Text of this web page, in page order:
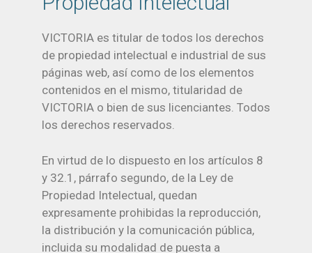
VICTORIA es titular de todos los derechos
de propiedad intelectual e industrial de sus
páginas web, así como de los elementos
contenidos en el mismo, titularidad de
VICTORIA o bien de sus licenciantes. Todos
los derechos reservados.
En virtud de lo dispuesto en los artículos 8
y 32.1, párrafo segundo, de la Ley de
Propiedad Intelectual, quedan
expresamente prohibidas la reproducción,
la distribución y la comunicación pública,
incluida su modalidad de puesta a